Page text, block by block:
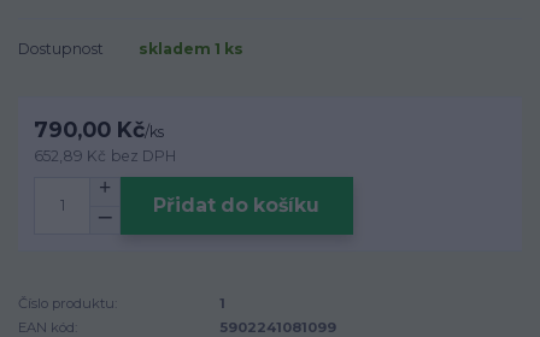
Dostupnost skladem 1 ks
790,00 Kč/ks
652,89 Kč bez DPH
Přidat do košíku
Číslo produktu:
1
EAN kód:
5902241081099